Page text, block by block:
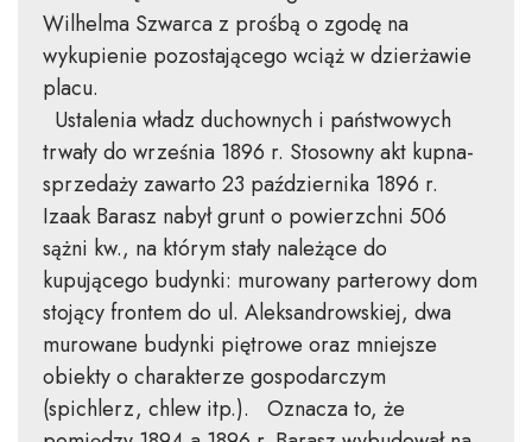
Wilhelma Szwarca z prośbą o zgodę na
wykupienie pozostającego wciąż w dzierżawie
placu.
Ustalenia władz duchownych i państwowych
trwały do września 1896 r. Stosowny akt kupna-
sprzedaży zawarto 23 października 1896 r.
Izaak Barasz nabył grunt o powierzchni 506
sążni kw., na którym stały należące do
kupującego budynki: murowany parterowy dom
stojący frontem do ul. Aleksandrowskiej, dwa
murowane budynki piętrowe oraz mniejsze
obiekty o charakterze gospodarczym
(spichlerz, chlew itp.). Oznacza to, że